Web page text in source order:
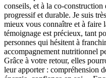
conseils, et à la co-construction
progressif et durable. Je suis
mieux vous connaître et à faire
témoignage est précieux, tant
personnes qui hésitent à
accompagnement nutritionnel
Grâce à votre retour, elles
leur apporter : compréhension